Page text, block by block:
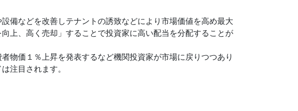
備などを改善しテナントの誘致などにより市場価値を高め最大
上、高く売却」することで投資家に高い配当を分配することが
価１％上昇を発表するなど機関投資家が市場に戻りつつあり
注目されます。